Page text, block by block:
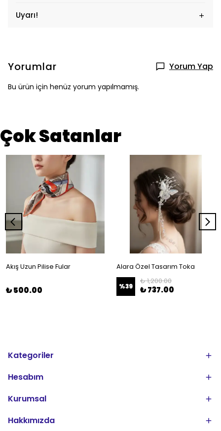
Uyarı!
Yorumlar Yorum Yap
Bu ürün için henüz yorum yapılmamış.
Çok Satanlar
Akış Uzun Pilise Fular
₺ 500.00
Alara Özel Tasarım Toka
%39
₺ 1,200.00
₺ 737.00
Kategoriler
Hesabım
Kurumsal
Hakkımızda